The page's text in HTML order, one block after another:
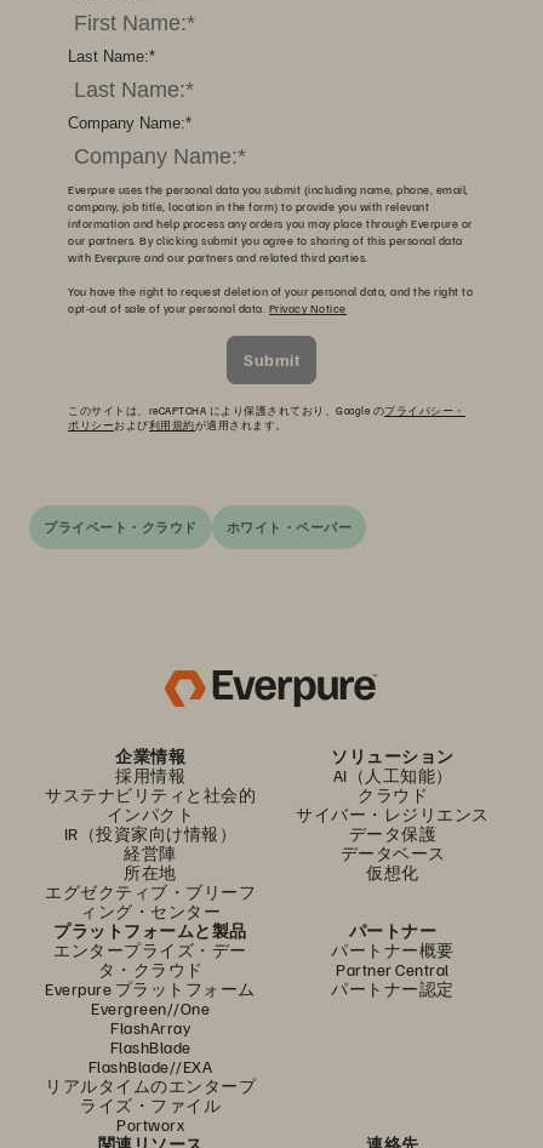
*
Last Name:
*
Company Name:
Everpure uses the personal data you submit (including name, phone, email,
company, job title, location in the form) to provide you with relevant
information and help process any orders you may place through Everpure or
our partners. By clicking submit you agree to sharing of this personal data
with Everpure and our partners and related third parties.
You have the right to request deletion of your personal data, and the right to
opt-out of sale of your personal data. Privacy Notice
Submit
このサイトは、reCAPTCHA により保護されており、Google のプライバシー・
ポリシーおよび利用規約が適用されます。
プライベート・クラウド ホワイト・ペーパー
企業情報
採用情報
サステナビリティと社会的
インパクト
IR（投資家向け情報）
経営陣
所在地
エグゼクティブ・ブリーフ
ィング・センター
ソリューション
AI（人工知能）
クラウド
サイバー・レジリエンス
データ保護
データベース
仮想化
プラットフォームと製品
エンタープライズ・デー
タ・クラウド
Everpure プラットフォーム
Evergreen//One
FlashArray
FlashBlade
FlashBlade//EXA
リアルタイムのエンタープ
ライズ・ファイル
Portworx
パートナー
パートナー概要
Partner Central
パートナー認定
関連リソース 連絡先